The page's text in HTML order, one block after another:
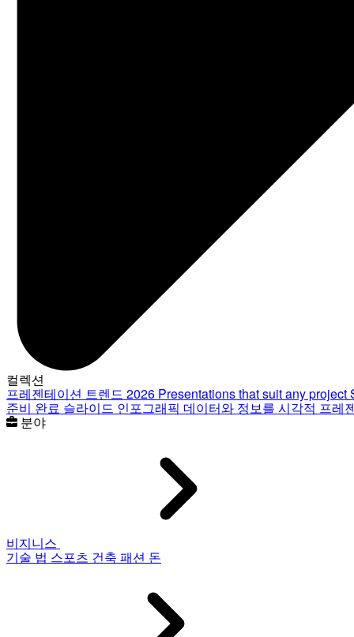
컬렉션
프레젠테이션 트렌드 2026 Presentations that suit any project
준비 완료 슬라이드 인포그래픽 데이터와 정보를 시각적 프레
분야
비지니스
기술 법 스포츠 건축 패션 돈